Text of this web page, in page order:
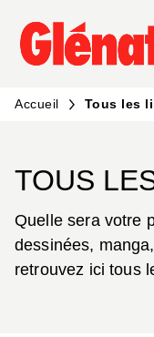
MENU
PIED DE PAGE
Accueil Tous les
TOUS
Quelle sera votre
dessinées,
retrouvez ici tous